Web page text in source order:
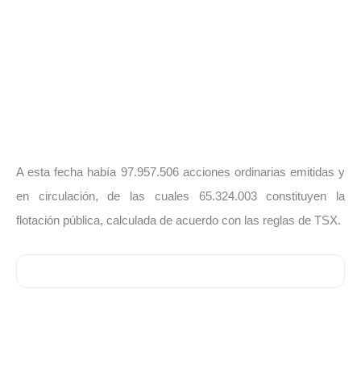
A esta fecha había 97.957.506 acciones ordinarias emitidas y
en circulación, de las cuales 65.324.003 constituyen la
flotación pública, calculada de acuerdo con las reglas de TSX.